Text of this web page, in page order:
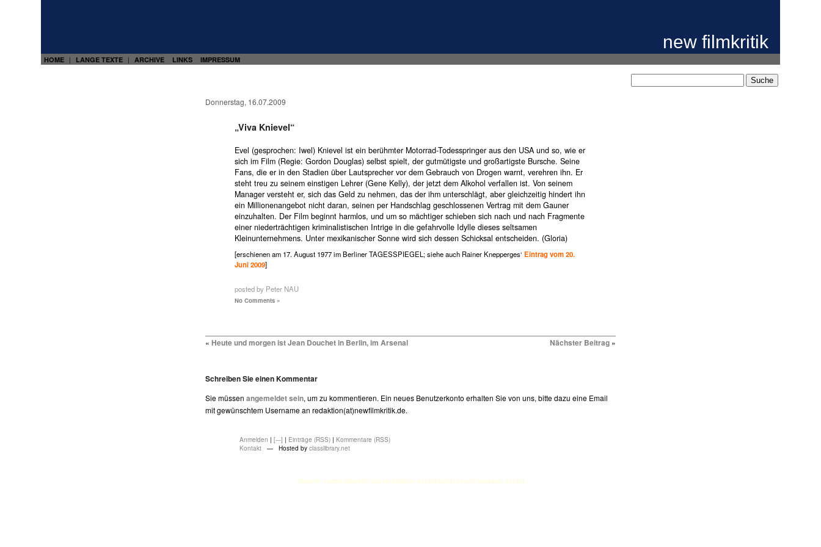
new filmkritik
HOME | LANGE TEXTE | ARCHIVE LINKS IMPRESSUM
Donnerstag, 16.07.2009
„Viva Knievel“
Evel (gesprochen: Iwel) Knievel ist ein berühmter Motorrad-Todesspringer aus den USA und so, wie er
sich im Film (Regie: Gordon Douglas) selbst spielt, der gutmütigste und großartigste Bursche. Seine
Fans, die er in den Stadien über Lautsprecher vor dem Gebrauch von Drogen warnt, verehren ihn. Er
steht treu zu seinem einstigen Lehrer (Gene Kelly), der jetzt dem Alkohol verfallen ist. Von seinem
Manager versteht er, sich das Geld zu nehmen, das der ihm unterschlägt, aber gleichzeitig hindert ihn
ein Millionenangebot nicht daran, seinen per Handschlag geschlossenen Vertrag mit dem Gauner
einzuhalten. Der Film beginnt harmlos, und um so mächtiger schieben sich nach und nach Fragmente
einer niederträchtigen kriminalistischen Intrige in die gefahrvolle Idylle dieses seltsamen
Kleinunternehmens. Unter mexikanischer Sonne wird sich dessen Schicksal entscheiden. (Gloria)
[erschienen am 17. August 1977 im Berliner TAGESSPIEGEL; siehe auch Rainer Knepperges‘ Eintrag vom 20.
Juni 2009]
posted by Peter NAU
No Comments »
« Heute und morgen ist Jean Douchet in Berlin, im Arsenal Nächster Beitrag »
Schreiben Sie einen Kommentar
Sie müssen angemeldet sein, um zu kommentieren. Ein neues Benutzerkonto erhalten Sie von uns, bitte dazu eine Email
mit gewünschtem Username an redaktion(at)newfilmkritik.de.
Anmelden | [---] | Einträge (RSS) | Kommentare (RSS)
Kontakt — Hosted by classlibrary.net
atasehir escort atasehir escort kadikoy escort kartal escort bostanci escort